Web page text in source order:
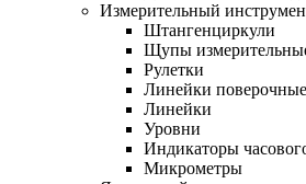
Измерительный
Штангенциркули
Щупы
Рулетки
Линейки поверочные
Линейки
Уровни
Индикаторы
Микрометры